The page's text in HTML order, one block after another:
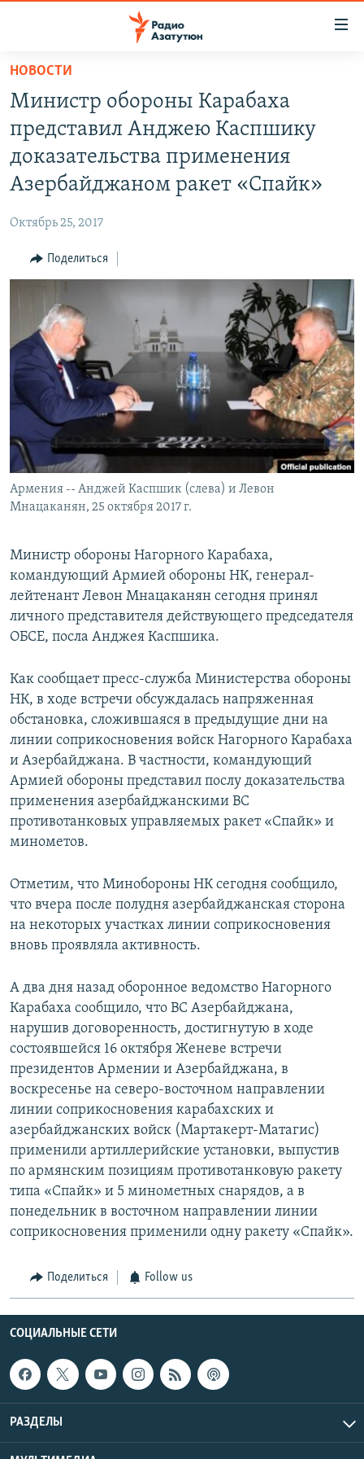
Перейти
основному
содержанию
Перейти
основной
Перейти
поиску
ПОЛИТИКА
ОБЩЕСТВО
РЕГИОН
НАГОРНЫЙ КАРАБАХ
КУЛЬТУРА
СПОРТ
АРХИВ
Հայերեն
English
Русский
Все сайты Радио Азатутюн
НОВОСТИ
Министр обороны Карабаха
представил Анджею Каспшику
доказательства применения
Азербайджаном ракет «Спайк»
Октябрь 25, 2017
Поделиться
Армения -- Анджей Каспшик (слева) и Левон
Мнацаканян, 25 октября 2017 г.
Министр обороны Нагорного Карабаха,
командующий Армией обороны НК, генерал-
лейтенант Левон Мнацаканян сегодня принял
личного представителя действующего председателя
ОБСЕ, посла Анджея Каспшика.
Как сообщает пресс-служба Министерства обороны
НК, в ходе встречи обсуждалась напряженная
обстановка, сложившаяся в предыдущие дни на
линии соприкосновения войск Нагорного Карабаха
и Азербайджана. В частности, командующий
Армией обороны представил послу доказательства
применения азербайджанскими ВС
противотанковых управляемых ракет «Спайк» и
минометов.
Отметим, что Минобороны НК сегодня сообщило,
что вчера после полудня азербайджанская сторона
на некоторых участках линии соприкосновения
вновь проявляла активность.
А два дня назад оборонное ведомство Нагорного
Карабаха сообщило, что ВС Азербайджана,
нарушив договоренность, достигнутую в ходе
состоявшейся 16 октября Женеве встречи
президентов Армении и Азербайджана, в
воскресенье на северо-восточном направлении
линии соприкосновения карабахских и
азербайджанских войск (Мартакерт-Матагис)
применили артиллерийские установки, выпустив
по армянским позициям противотанковую ракету
типа «Спайк» и 5 минометных снарядов, а в
понедельник в восточном направлении линии
соприкосновения применили одну ракету «Спайк».
Поделиться Follow us
СОЦИАЛЬНЫЕ СЕТИ
РАЗДЕЛЫ